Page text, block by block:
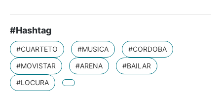
#Hashtag
#CUARTETO #MUSICA
#CORDOBA
#MOVISTAR
#ARENA
#BAILAR
#LOCURA